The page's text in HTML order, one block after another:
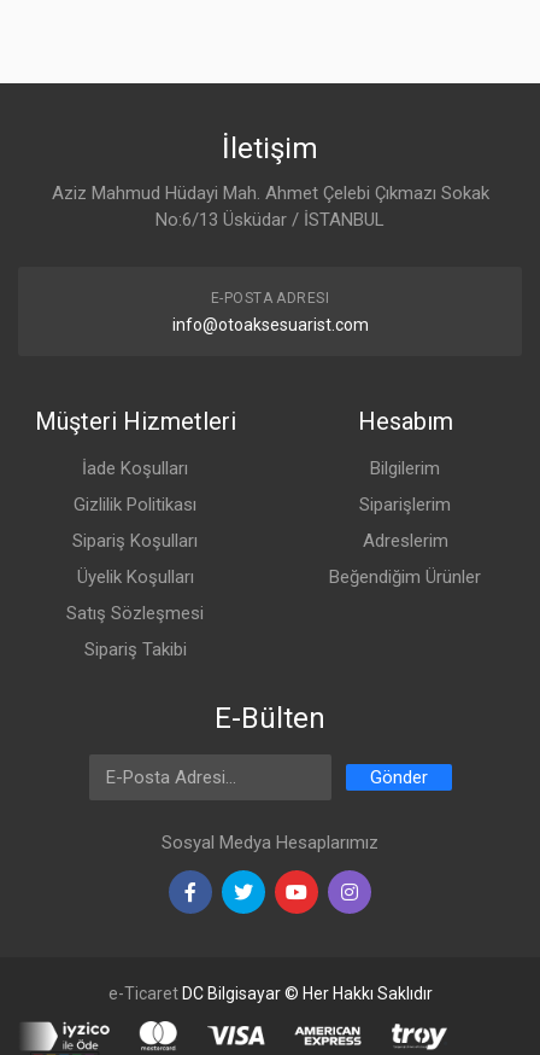
İletişim
Aziz Mahmud Hüdayi Mah. Ahmet Çelebi Çıkmazı Sokak
No:6/13 Üsküdar / İSTANBUL
E-POSTA ADRESI
info@otoaksesuarist.com
Müşteri Hizmetleri
İade Koşulları
Gizlilik Politikası
Sipariş Koşulları
Üyelik Koşulları
Satış Sözleşmesi
Sipariş Takibi
Hesabım
Bilgilerim
Siparişlerim
Adreslerim
Beğendiğim Ürünler
E-Bülten
Email Address Gönder
Sosyal Medya Hesaplarımız
e-Ticaret DC Bilgisayar © Her Hakkı Saklıdır